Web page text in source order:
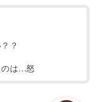
？
のは…怒